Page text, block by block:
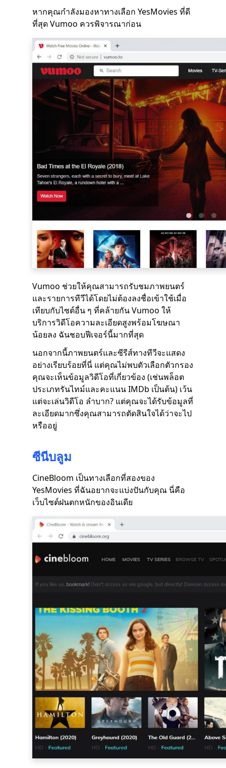
หากคุณกำลังมองหาทางเลือก YesMovies ที่ดี
ที่สุด Vumoo ควรพิจารณาก่อน
Vumoo ช่วยให้คุณสามารถรับชมภาพยนตร์
และรายการทีวีได้โดยไม่ต้องลงชื่อเข้าใช้เมื่อ
เทียบกับไซต์อื่น ๆ ที่คล้ายกัน Vumoo ให้
บริการวิดีโอความละเอียดสูงพร้อมโฆษณา
น้อยลง ฉันชอบฟีเจอร์นี้มากที่สุด
นอกจากนี้ภาพยนตร์และซีรีส์ทางทีวีจะแสดง
อย่างเรียบร้อยที่นี่ แต่คุณไม่พบตัวเลือกตัวกรอง
คุณจะเห็นข้อมูลวิดีโอที่เกี่ยวข้อง (เช่นพล็อต
ประเภทรันไทม์และคะแนน IMDb เป็นต้น) เว้น
แต่จะเล่นวิดีโอ ลำบาก? แต่คุณจะได้รับข้อมูลที่
ละเอียดมากซึ่งคุณสามารถตัดสินใจได้ว่าจะไป
หรืออยู่
ซีนีบลูม
CineBloom เป็นทางเลือกที่สองของ
YesMovies ที่ฉันอยากจะแบ่งปันกับคุณ นี่คือ
เว็บไซต์ฝนตกหนักของอินเดีย